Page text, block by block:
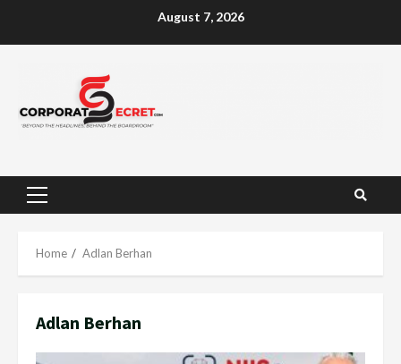
August 7, 2026
Primary
Home Adlan Berhan
Adlan Berhan